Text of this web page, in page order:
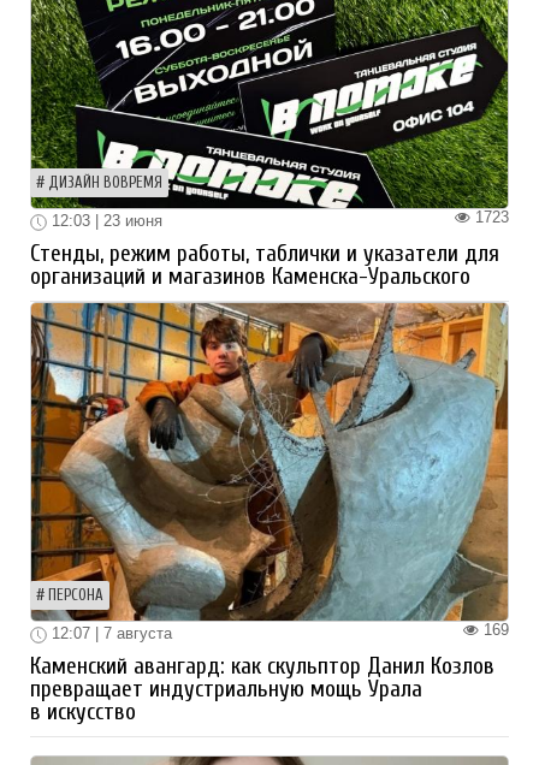
ДИЗАЙН ВОВРЕМЯ
1723
12:03 | 23 июня
Стенды, режим работы, таблички и указатели для
организаций и магазинов Каменска-Уральского
ПЕРСОНА
169
12:07 | 7 августа
Каменский авангард: как скульптор Данил Козлов
превращает индустриальную мощь Урала
в искусство